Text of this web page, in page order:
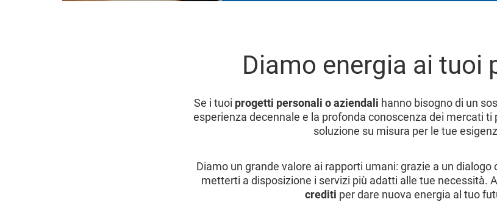
Diamo energia ai tuoi
Se i tuoi progetti personali o aziendali hanno bisogno di un
esperienza decennale e la profonda conoscenza dei mercati
soluzione su misura per le tue
Diamo un grande valore ai rapporti umani: grazie a un dialogo
metterti a disposizione i servizi più adatti alle tue necessità.
crediti per dare nuova energia al tuo